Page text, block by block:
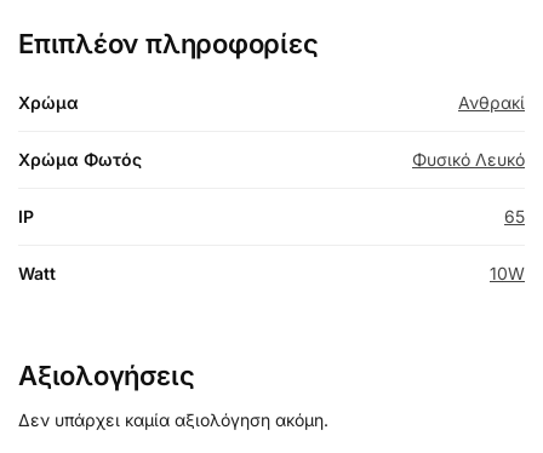
Επιπλέον πληροφορίες
Χρώμα Ανθρακί
Χρώμα Φωτός Φυσικό Λευκό
IP 65
Watt 10W
Αξιολογήσεις
Δεν υπάρχει καμία αξιολόγηση ακόμη.